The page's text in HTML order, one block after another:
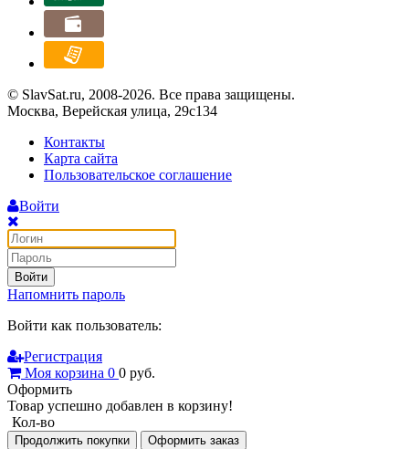
© SlavSat.ru, 2008-2026. Все права защищены.
Москва, Верейская улица, 29с134
Контакты
Карта сайта
Пользовательское соглашение
Войти
Войти
Напомнить пароль
Войти как пользователь:
Регистрация
Моя корзина 0 0 руб.
Оформить
Товар успешно добавлен в корзину!
Кол-во
Продолжить покупки Оформить заказ